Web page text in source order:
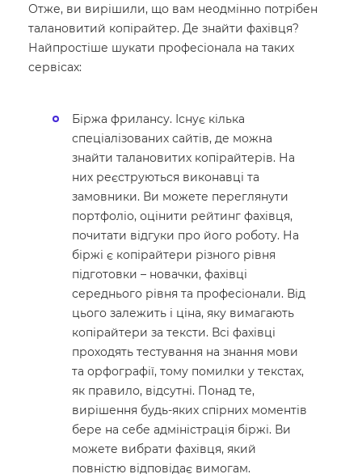
Отже, ви вирішили, що вам неодмінно потрібен
талановитий копірайтер. Де знайти фахівця?
Найпростіше шукати професіонала на таких
сервісах:
Біржа фрилансу. Існує кілька
спеціалізованих сайтів, де можна
знайти талановитих копірайтерів. На
них реєструються виконавці та
замовники. Ви можете переглянути
портфоліо, оцінити рейтинг фахівця,
почитати відгуки про його роботу. На
біржі є копірайтери різного рівня
підготовки – новачки, фахівці
середнього рівня та професіонали. Від
цього залежить і ціна, яку вимагають
копірайтери за тексти. Всі фахівці
проходять тестування на знання мови
та орфографії, тому помилки у текстах,
як правило, відсутні. Понад те,
вирішення будь-яких спірних моментів
бере на себе адміністрація біржі. Ви
можете вибрати фахівця, який
повністю відповідає вимогам.